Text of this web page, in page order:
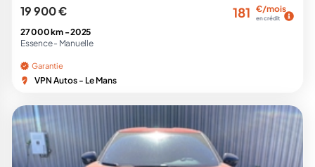
19 900 € 181 €/mois
en crédit
27 000 km -2025
Essence - Manuelle
Garantie
VPN Autos - Le Mans